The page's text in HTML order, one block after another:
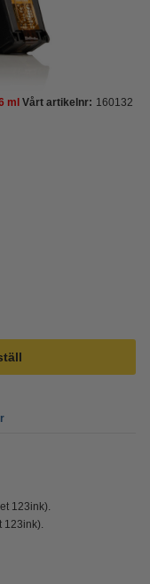
ml Vårt artikelnr: 160132
123ink).
123ink).